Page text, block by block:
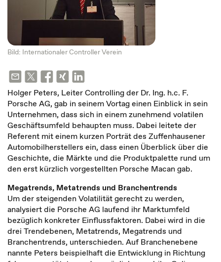
Bild: Internationaler Controller Verein
Holger Peters, Leiter Controlling der Dr. Ing. h.c. F.
Porsche AG, gab in seinem Vortag einen Einblick in sein
Unternehmen, dass sich in einem zunehmend volatilen
Geschäftsumfeld behaupten muss. Dabei leitete der
Referent mit einem kurzen Porträt des Zuffenhausener
Automobilherstellers ein, dass einen Überblick über die
Geschichte, die Märkte und die Produktpalette rund um
den erst kürzlich vorgestellten Porsche Macan gab.
Megatrends, Metatrends und Branchentrends
Um der steigenden Volatilität gerecht zu werden,
analysiert die Porsche AG laufend ihr Marktumfeld
bezüglich konkreter Einflussfaktoren. Dabei wird in die
drei Trendebenen, Metatrends, Megatrends und
Branchentrends, unterschieden. Auf Branchenebene
nannte Peters beispielhaft die Entwicklung in Richtung